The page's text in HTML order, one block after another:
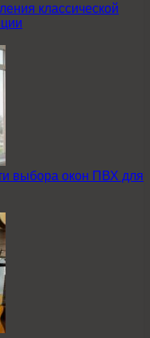
классической
выбора окон ПВХ для